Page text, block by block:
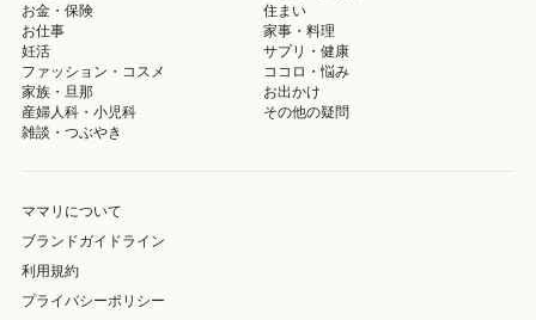
お金・保険
住まい
お仕事
家事・料理
妊活
サプリ・健康
ファッション・コスメ
ココロ・悩み
家族・旦那
お出かけ
産婦人科・小児科
その他の疑問
雑談・つぶやき
ママリについて
ブランドガイドライン
利用規約
プライバシーポリシー